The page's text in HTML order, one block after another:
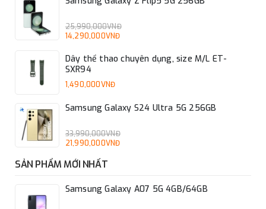
25,990,000VNĐ
14,290,000VNĐ
Dây thể thao chuyên dụng, size M/L ET-
SXR94
1,490,000VNĐ
Samsung Galaxy S24 Ultra 5G 256GB
33,990,000VNĐ
21,990,000VNĐ
SẢN PHẨM MỚI NHẤT
Samsung Galaxy A07 5G 4GB/64GB